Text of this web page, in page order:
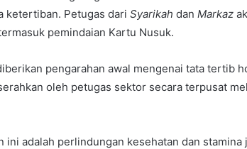
ketertiban. Petugas dari Syarikah dan Markaz
pemindaian Kartu Nusuk.
pengarahan awal mengenai tata tertib
oleh petugas sektor secara terpusat
ini adalah perlindungan kesehatan dan stamina